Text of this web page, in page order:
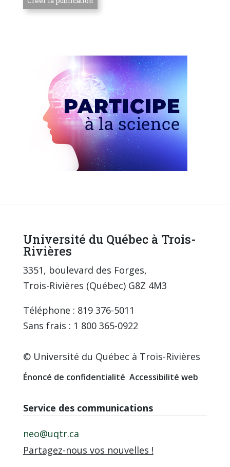
Université du Québec à Trois-
Rivières
3351, boulevard des Forges,
Trois-Rivières (Québec) G8Z 4M3
Téléphone : 819 376-5011
Sans frais : 1 800 365-0922
© Université du Québec à Trois-Rivières
Énoncé de confidentialité Accessibilité web
Service des communications
neo@uqtr.ca
Partagez-nous vos nouvelles !